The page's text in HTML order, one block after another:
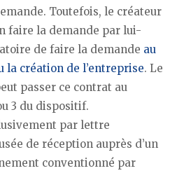
Toutefois, le créateur
faire la demande par lui-
de faire la demande au
la création de l’entreprise. Le
passer ce contrat au
3 du dispositif.
par lettre
de réception auprès d’un
conventionné par